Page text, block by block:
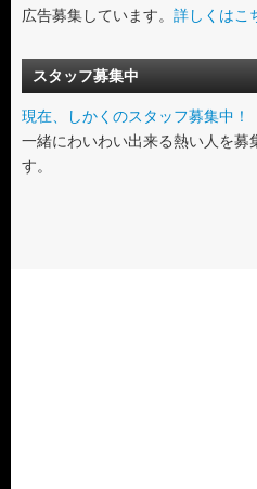
広告募集しています。 詳しくはこ
スタッフ募集中
現在、しかくのスタッフ募集中！
一緒にわいわい出来る熱い人を募
す。